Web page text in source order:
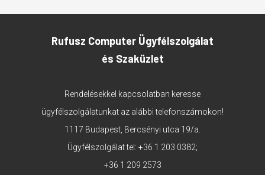
Rufusz Computer Ügyfélszolgálat
és Szaküzlet
Rendelésekkel kapcsolatban keresse
ügyfélszolgálatunkat az alábbi telefonszámokon!
1117 Budapest, Bercsényi utca 19/a.
Ügyfélszolgálat tel: +36 1 203 0382;
+36 1 209 2573